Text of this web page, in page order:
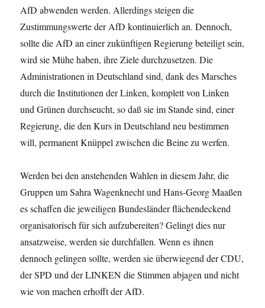
AfD abwenden werden. Allerdings steigen die
Zustimmungswerte der AfD kontinuierlich an. Dennoch,
sollte die AfD an einer zukünftigen Regierung beteiligt sein,
wird sie Mühe haben, ihre Ziele durchzusetzen. Die
Administrationen in Deutschland sind, dank des Marsches
durch die Institutionen der Linken, komplett von Linken
und Grünen durchseucht, so daß sie im Stande sind, einer
Regierung, die den Kurs in Deutschland neu bestimmen
will, permanent Knüppel zwischen die Beine zu werfen.
Werden bei den anstehenden Wahlen in diesem Jahr, die
Gruppen um Sahra Wagenknecht und Hans-Georg Maaßen
es schaffen die jeweiligen Bundesländer flächendeckend
organisatorisch für sich aufzubereiten? Gelingt dies nur
ansatzweise, werden sie durchfallen. Wenn es ihnen
dennoch gelingen sollte, werden sie überwiegend der CDU,
der SPD und der LINKEN die Stimmen abjagen und nicht
wie von machen erhofft der AfD.